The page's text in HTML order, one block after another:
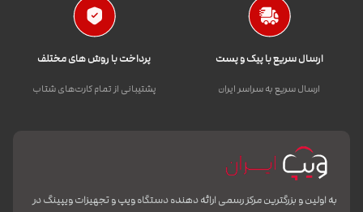
ارسال سریع با پیک و پست
ارسال سریع به سراسر ایران
پرداخت با روش های مختلف
پشتیبانی از تمام کارت‌های شتاب
به اولین و بزرگترین مرکز رسمی ارائه دهنده دستگاه ویپ و تجهیزات ویپینگ در